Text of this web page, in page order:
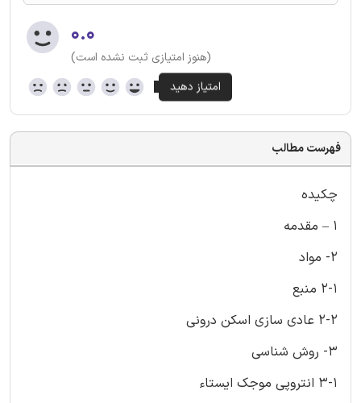
۰.۰
(هنوز امتیازی ثبت نشده است)
فهرست مطالب
چکیده
1 – مقدمه
2- مواد
2-1 منبع
2-2 عادی سازی اسکن درونی
3- روش شناسی
3-1 انتروپی موجک ایستاء